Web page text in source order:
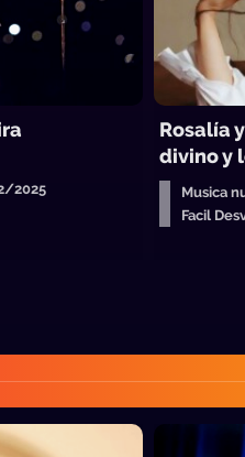
2025
Rosalía
divino y
Musica
Facil